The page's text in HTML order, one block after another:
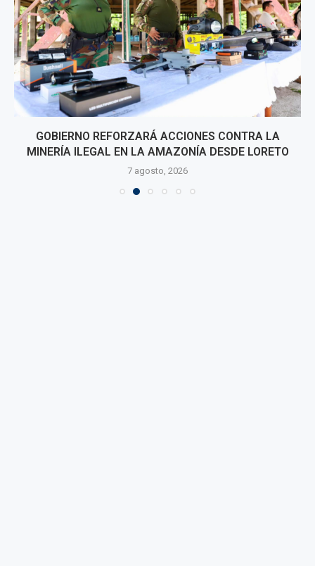
GOBIERNO REFORZARÁ ACCIONES CONTRA LA
MINERÍA ILEGAL EN LA AMAZONÍA DESDE LORETO
7 agosto, 2026